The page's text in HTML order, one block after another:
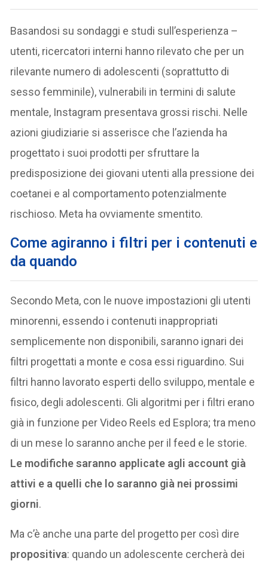
Basandosi su sondaggi e studi sull’esperienza –
utenti, ricercatori interni hanno rilevato che per un
rilevante numero di adolescenti (soprattutto di
sesso femminile), vulnerabili in termini di salute
mentale, Instagram presentava grossi rischi. Nelle
azioni giudiziarie si asserisce che l’azienda ha
progettato i suoi prodotti per sfruttare la
predisposizione dei giovani utenti alla pressione dei
coetanei e al comportamento potenzialmente
rischioso. Meta ha ovviamente smentito.
Come agiranno i filtri per i contenuti e
da quando
Secondo Meta, con le nuove impostazioni gli utenti
minorenni, essendo i contenuti inappropriati
semplicemente non disponibili, saranno ignari dei
filtri progettati a monte e cosa essi riguardino. Sui
filtri hanno lavorato esperti dello sviluppo, mentale e
fisico, degli adolescenti. Gli algoritmi per i filtri erano
già in funzione per Video Reels ed Esplora; tra meno
di un mese lo saranno anche per il feed e le storie.
Le modifiche saranno applicate agli account già
attivi e a quelli che lo saranno già nei prossimi
giorni.
Ma c’è anche una parte del progetto per così dire
propositiva: quando un adolescente cercherà dei